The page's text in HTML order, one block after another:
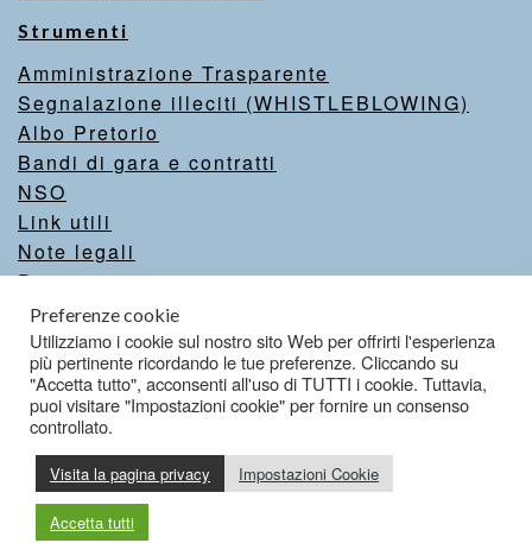
Strumenti
Amministrazione Trasparente
Segnalazione illeciti (WHISTLEBLOWING)
Albo Pretorio
Bandi di gara e contratti
NSO
Link utili
Note legali
Privacy
Intranet
Valutazione del sito
Dichiarazione di accessibilità
Preferenze cookie
Utilizziamo i cookie sul nostro sito Web per offrirti l'esperienza
più pertinente ricordando le tue preferenze. Cliccando su
"Accetta tutto", acconsenti all'uso di TUTTI i cookie. Tuttavia,
puoi visitare "Impostazioni cookie" per fornire un consenso
controllato.
Visita la pagina privacy Impostazioni Cookie
Accetta tutti